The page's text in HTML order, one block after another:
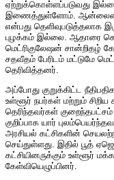
ஏற்றுக்கொள்ளப்படுவது
இணைத்துள்ளோம்.
என்பது
புழக்கம் இல்லை. ஆதாரை
மெட்ரிகுலேஷன் சான்றிதழ்
சதவீதம் பேரிடம் மட்டுமே
தெரிவித்தனர்.
அப்போது குறுக்கிட்ட
உள்ளூர் நபர்கள் மற்றும்
தெரிந்தவர்கள்
குறிப்பாக யார்
அரசியல் கட்சிகளின்
செய்துள்ளது. இதில் பூத்
கட்சியினருக்கும் உள்ளூர்
கேள்வியெழுப்பினர்.